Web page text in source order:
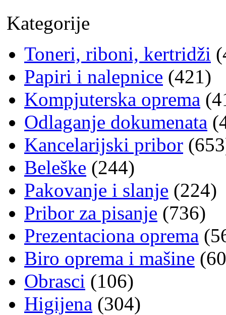
Kategorije
Toneri, riboni, kertridži
Papiri i nalepnice (421)
Kompjuterska oprema
Odlaganje dokumenata
Kancelarijski pribor
Beleške (244)
Pakovanje i slanje (224)
Pribor za pisanje (736)
Prezentaciona oprema
Biro oprema i mašine
Obrasci (106)
Higijena (304)